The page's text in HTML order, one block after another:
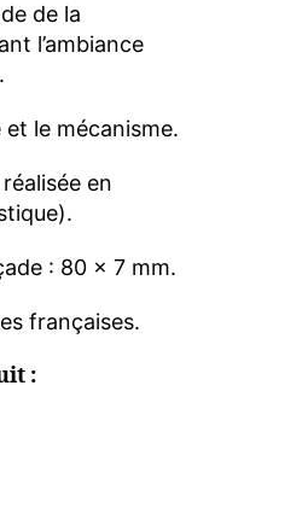
de la
l’ambiance
le mécanisme.
en
: 80 x 7 mm.
françaises.
: